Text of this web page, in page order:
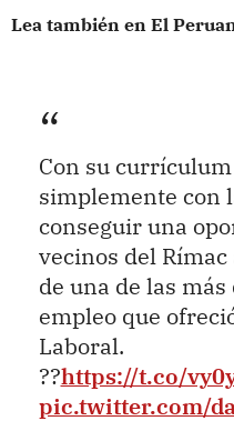
Lea también en El
Con su
simplemente con
conseguir una
vecinos del
de una de las
empleo que
Laboral.
??https://t.co/
pic.twitter.com/